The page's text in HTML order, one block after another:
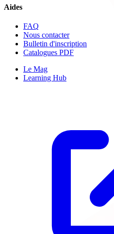
Aides
FAQ
Nous contacter
Bulletin d'inscription
Catalogues PDF
Le Mag
Learning Hub